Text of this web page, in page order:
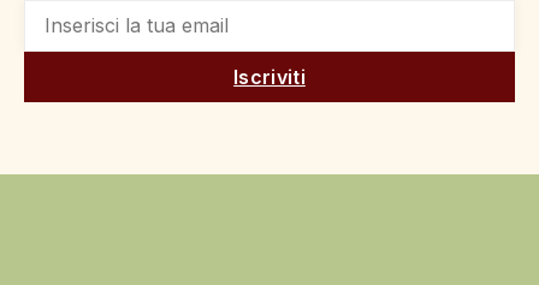
Iscriviti